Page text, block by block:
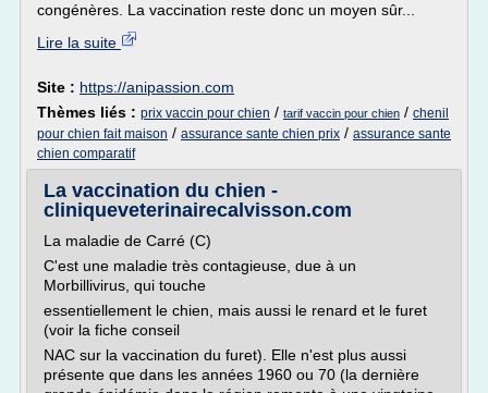
congénères. La vaccination reste donc un moyen sûr...
Lire la suite
Site : https://anipassion.com
Thèmes liés : prix vaccin pour chien / tarif vaccin pour chien / chenil
pour chien fait maison / assurance sante chien prix / assurance sante
chien comparatif
La vaccination du chien -
cliniqueveterinairecalvisson.com
La maladie de Carré (C)
C'est une maladie très contagieuse, due à un
Morbillivirus, qui touche
essentiellement le chien, mais aussi le renard et le furet
(voir la fiche conseil
NAC sur la vaccination du furet). Elle n'est plus aussi
présente que dans les années 1960 ou 70 (la dernière